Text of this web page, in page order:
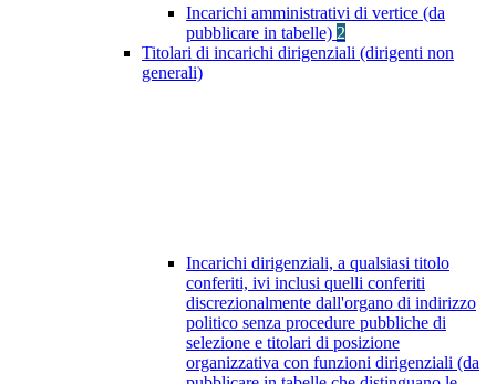
Incarichi amministrativi di vertice (da
pubblicare in tabelle) 2
Titolari di incarichi dirigenziali (dirigenti non
generali)
Incarichi dirigenziali, a qualsiasi titolo
conferiti, ivi inclusi quelli conferiti
discrezionalmente dall'organo di indirizzo
politico senza procedure pubbliche di
selezione e titolari di posizione
organizzativa con funzioni dirigenziali (da